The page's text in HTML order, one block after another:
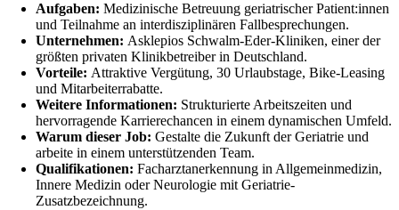
Aufgaben: Medizinische Betreuung geriatrischer Patient:innen
und Teilnahme an interdisziplinären Fallbesprechungen.
Unternehmen: Asklepios Schwalm-Eder-Kliniken, einer der
größten privaten Klinikbetreiber in Deutschland.
Vorteile: Attraktive Vergütung, 30 Urlaubstage, Bike-Leasing
und Mitarbeiterrabatte.
Weitere Informationen: Strukturierte Arbeitszeiten und
hervorragende Karrierechancen in einem dynamischen Umfeld.
Warum dieser Job: Gestalte die Zukunft der Geriatrie und
arbeite in einem unterstützenden Team.
Qualifikationen: Facharztanerkennung in Allgemeinmedizin,
Innere Medizin oder Neurologie mit Geriatrie-
Zusatzbezeichnung.